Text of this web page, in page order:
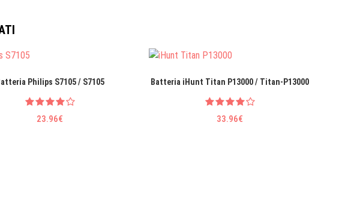
Philips S7105 / S7105
23.96€
Batteria iHunt Titan P13000 / Titan-P13000
33.96€